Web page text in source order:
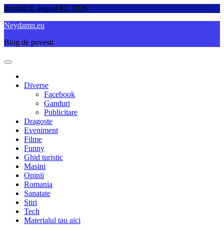
Skip
content
duminică, august 02, 2026
Neydamn.eu
Blog de povesti
Diverse
Facebook
Ganduri
Publicitare
Dragoste
Eveniment
Filme
Funny
Ghid turistic
Masini
Opinii
Romania
Sanatate
Stiri
Tech
Materialul tau aici